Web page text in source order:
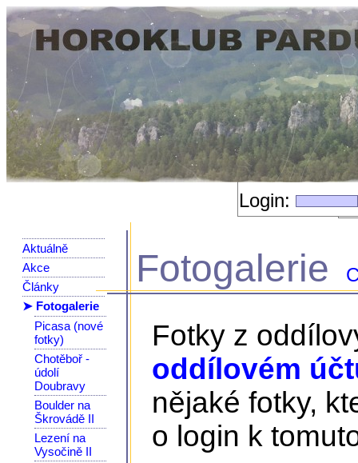
Login:
Aktuálně
Akce
Články
➤ Fotogalerie
Picasa (nové
fotky)
Chotěboř -
údolí
Doubravy
Boulder na
Škrovádě II
Lezení na
Vysočině II
Fotogalerie
Fotky z
oddílovém
nějaké fotky,
o login k